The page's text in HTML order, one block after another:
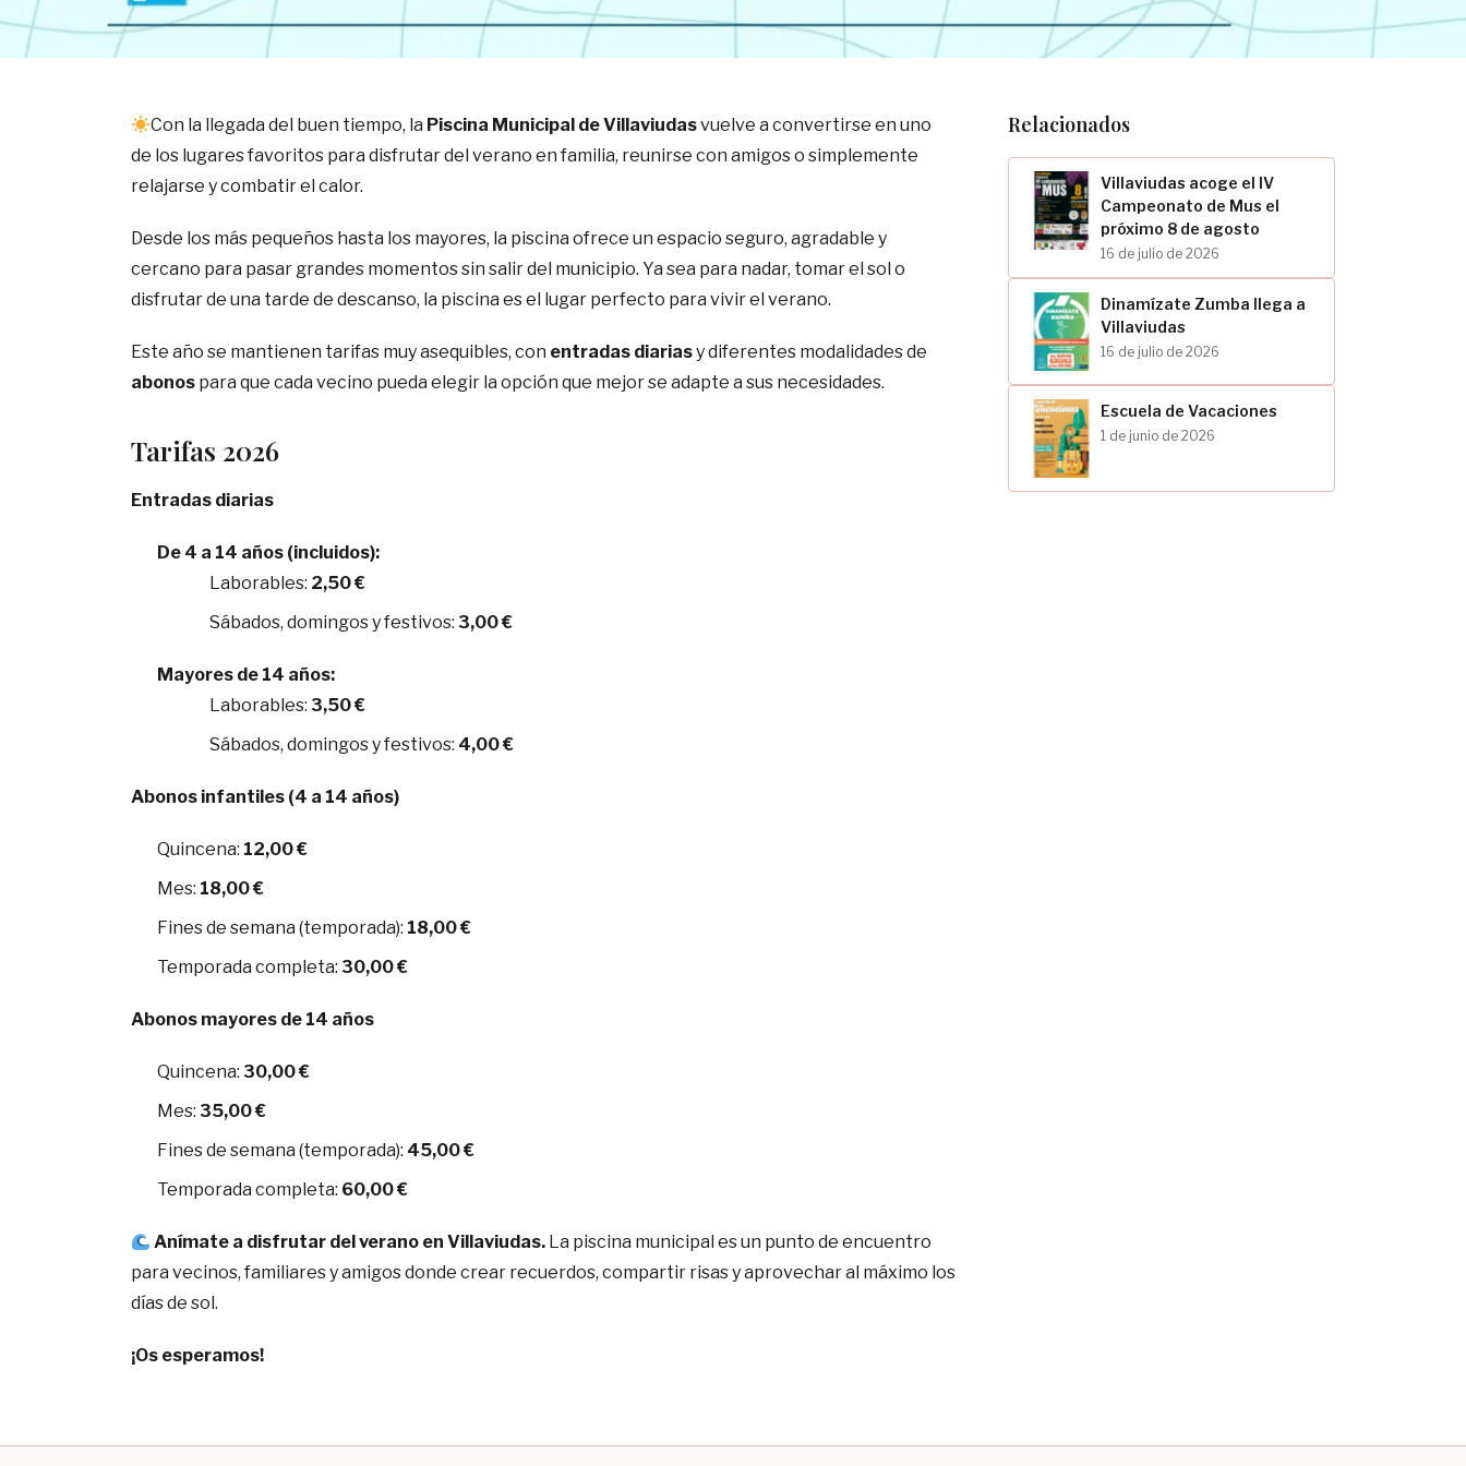
Con la llegada del buen tiempo, la Piscina Municipal de Villaviudasvuelve a convertirse en uno
de los lugares favoritos para disfrutar del verano en familia, reunirse con amigos o simplemente
relajarse y combatir el calor.
Desde los más pequeños hasta los mayores, la piscina ofrece un espacio seguro, agradable y
cercano para pasar grandes momentos sin salir del municipio. Ya sea para nadar, tomar el sol o
disfrutar de una tarde de descanso, la piscina es el lugar perfecto para vivir el verano.
Este año se mantienen tarifas muy asequibles, con entradas diariasy diferentes modalidades de
abonos para que cada vecino pueda elegir la opción que mejor se adapte a sus necesidades.
Tarifas 2026
Entradas diarias
De 4 a 14 años (incluidos):
Laborables: 2,50 €
Sábados, domingos y festivos: 3,00 €
Mayores de 14 años:
Laborables: 3,50 €
Sábados, domingos y festivos: 4,00 €
Abonos infantiles (4 a 14 años)
Quincena: 12,00 €
Mes: 18,00 €
Fines de semana (temporada): 18,00 €
Temporada completa: 30,00 €
Abonos mayores de 14 años
Quincena: 30,00 €
Mes: 35,00 €
Fines de semana (temporada): 45,00 €
Temporada completa: 60,00 €
Anímate a disfrutar del verano en Villaviudas. La piscina municipal es un punto de encuentro
para vecinos, familiares y amigos donde crear recuerdos, compartir risas y aprovechar al máximo los
días de sol.
¡Os esperamos!
Relacionados
Villaviudas acoge el IV
Campeonato de Mus el
próximo 8 de agosto
16 de julio de 2026
Dinamízate Zumba llega a
Villaviudas
16 de julio de 2026
Escuela de Vacaciones
1 de junio de 2026